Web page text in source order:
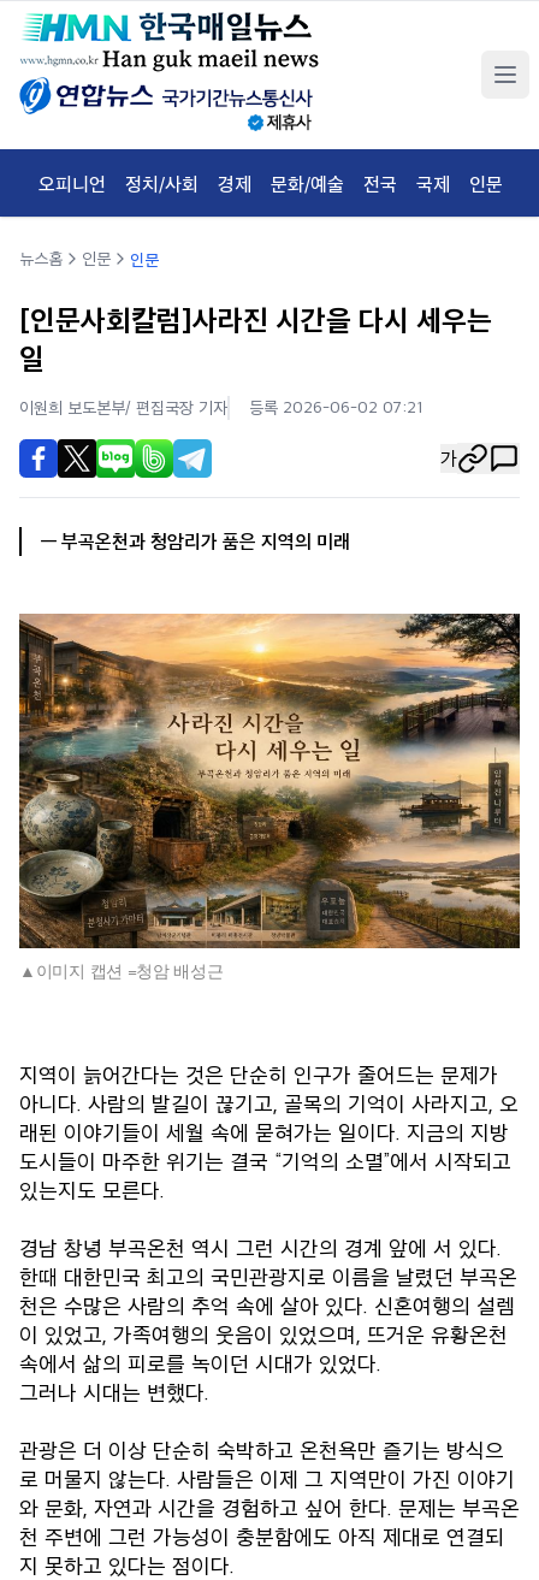
오피니언 정치/사회 경제 문화/예술 전국 국제 인문
뉴스홈 인문 인문
[인문사회칼럼]사라진 시간을 다시 세우는
일
이원희 보도본부/ 편집국장 기자 등록 2026-06-02 07:21
가
— 부곡온천과 청암리가 품은 지역의 미래
이미지 캡션 =청암 배성근
지역이 늙어간다는 것은 단순히 인구가 줄어드는 문제가
아니다. 사람의 발길이 끊기고, 골목의 기억이 사라지고, 오
래된 이야기들이 세월 속에 묻혀가는 일이다. 지금의 지방
도시들이 마주한 위기는 결국 “기억의 소멸”에서 시작되고
있는지도 모른다.
경남 창녕 부곡온천 역시 그런 시간의 경계 앞에 서 있다.
한때 대한민국 최고의 국민관광지로 이름을 날렸던 부곡온
천은 수많은 사람의 추억 속에 살아 있다. 신혼여행의 설렘
이 있었고, 가족여행의 웃음이 있었으며, 뜨거운 유황온천
속에서 삶의 피로를 녹이던 시대가 있었다.
그러나 시대는 변했다.
관광은 더 이상 단순히 숙박하고 온천욕만 즐기는 방식으
로 머물지 않는다. 사람들은 이제 그 지역만이 가진 이야기
와 문화, 자연과 시간을 경험하고 싶어 한다. 문제는 부곡온
천 주변에 그런 가능성이 충분함에도 아직 제대로 연결되
지 못하고 있다는 점이다.